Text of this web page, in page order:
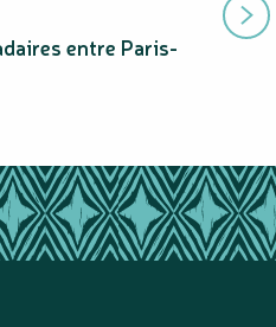
entre Paris-
«